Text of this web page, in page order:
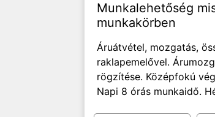
Munkalehetőség
munkakörben
Áruátvétel, mozgatás,
raklapemelővel.
rögzítése. Középfokú
Napi 8 órás munkaidő.